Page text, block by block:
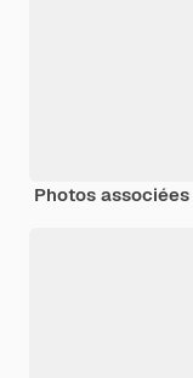
Photos associées